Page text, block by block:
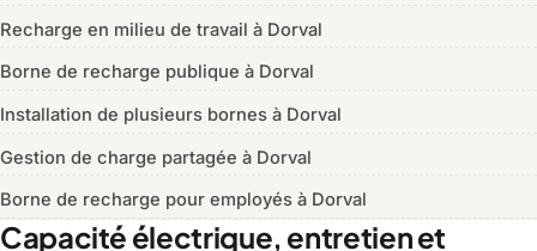
Recharge en milieu de travail à Dorval
Borne de recharge publique à Dorval
Installation de plusieurs bornes à Dorval
Gestion de charge partagée à Dorval
Borne de recharge pour employés à Dorval
Capacité électrique, entretien et